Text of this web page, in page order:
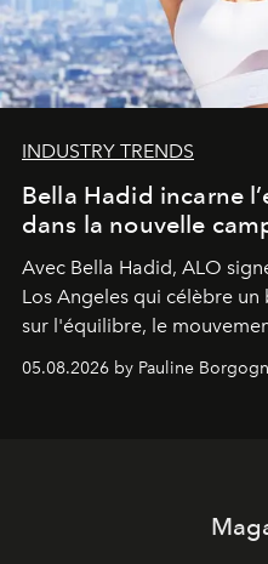
INDUSTRY TRENDS
Bella Hadid incarne
dans la nouvelle
Avec Bella Hadid, ALO
Los Angeles qui célèbre
sur l'équilibre, le
05.08.2026 by Pauline